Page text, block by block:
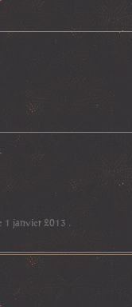
1 janvier 2013 .